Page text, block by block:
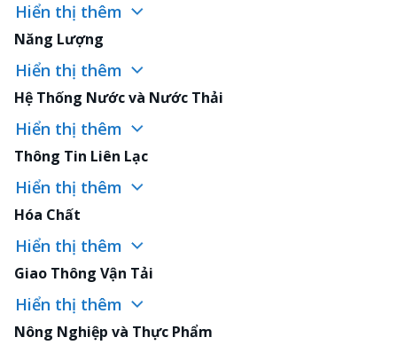
Hiển thị thêm
Năng Lượng
Hiển thị thêm
Hệ Thống Nước và Nước Thải
Hiển thị thêm
Thông Tin Liên Lạc
Hiển thị thêm
Hóa Chất
Hiển thị thêm
Giao Thông Vận Tải
Hiển thị thêm
Nông Nghiệp và Thực Phẩm